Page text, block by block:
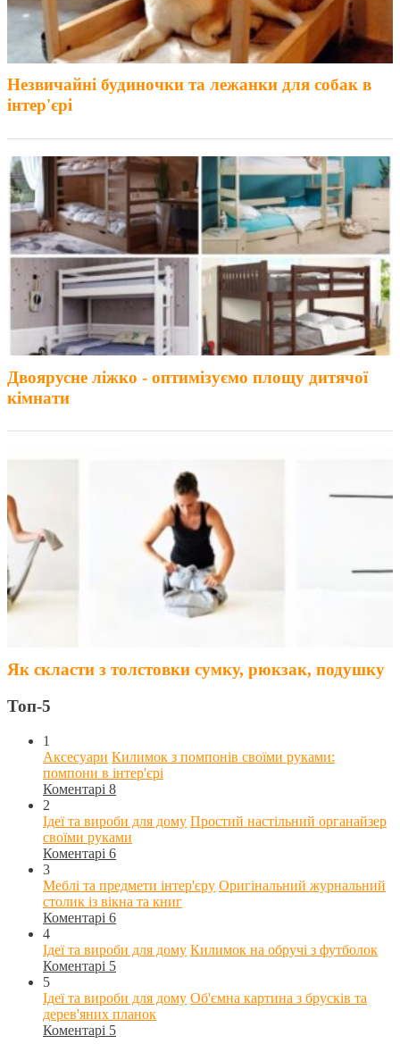
Незвичайні будиночки та лежанки для собак в
інтер'єрі
Двоярусне ліжко - оптимізуємо площу дитячої
кімнати
Як скласти з толстовки сумку, рюкзак, подушку
Топ-5
1
Аксесуари Килимок з помпонів своїми руками:
помпони в інтер'єрі
Коментарі 8
2
Ідеї та вироби для дому Простий настільний органайзер
своїми руками
Коментарі 6
3
Меблі та предмети інтер'єру Оригінальний журнальний
столик із вікна та книг
Коментарі 6
4
Ідеї та вироби для дому Килимок на обручі з футболок
Коментарі 5
5
Ідеї та вироби для дому Об'ємна картина з брусків та
дерев'яних планок
Коментарі 5